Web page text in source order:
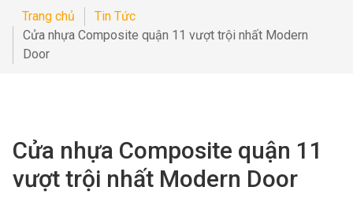
Trang chủ
Tin Tức
Cửa nhựa Composite quận 11 vượt trội nhất Modern
Door
Cửa nhựa Composite quận 11
vượt trội nhất Modern Door